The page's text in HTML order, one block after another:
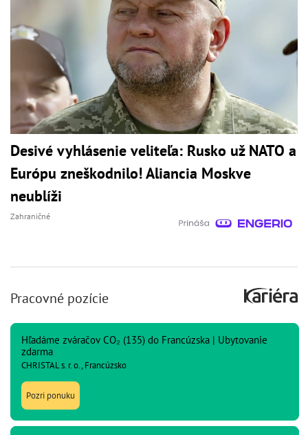
Desivé vyhlásenie veliteľa: Rusko už NATO a
Európu zneškodnilo! Aliancia Moskve
neublíži
Zahraničné
Pracovné pozície
Hľadáme zváračov CO₂ (135) do Francúzska | Ubytovanie
zdarma
CHRISTAL s. r. o., Francúzsko
Pozri ponuku